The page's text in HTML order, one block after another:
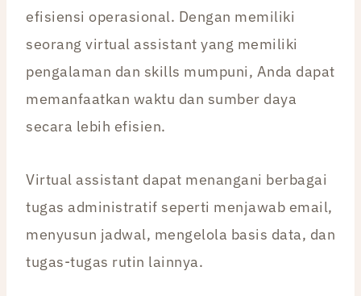
efisiensi operasional. Dengan memiliki
seorang virtual assistant yang memiliki
pengalaman dan skills mumpuni, Anda dapat
memanfaatkan waktu dan sumber daya
secara lebih efisien.
Virtual assistant dapat menangani berbagai
tugas administratif seperti menjawab email,
menyusun jadwal, mengelola basis data, dan
tugas-tugas rutin lainnya.